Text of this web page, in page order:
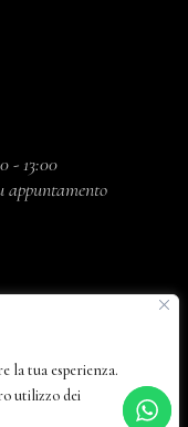
la tua esperienza.
utilizzo dei
- 13:00
appuntamento